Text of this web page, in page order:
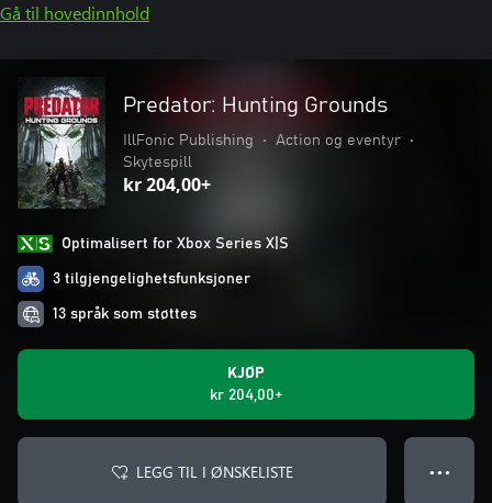
Gå til hovedinnhold
Predator: Hunting Grounds
IllFonic Publishing • Action og eventyr
•
Skytespill
kr 204,00+
Optimalisert for Xbox Series X|S
3 tilgjengelighetsfunksjoner
13 språk som støttes
KJØP
kr 204,00+
LEGG TIL I ØNSKELISTE ● ● ●